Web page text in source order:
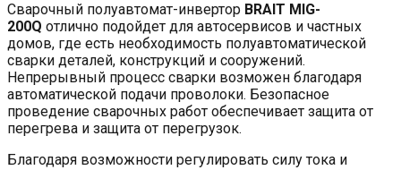
Сварочный полуавтомат-инвертор BRAIT MIG-
200Q отлично подойдет для автосервисов и частных
домов, где есть необходимость полуавтоматической
сварки деталей, конструкций и сооружений.
Непрерывный процесс сварки возможен благодаря
автоматической подачи проволоки. Безопасное
проведение сварочных работ обеспечивает защита от
перегрева и защита от перегрузок.
Благодаря возможности регулировать силу тока и